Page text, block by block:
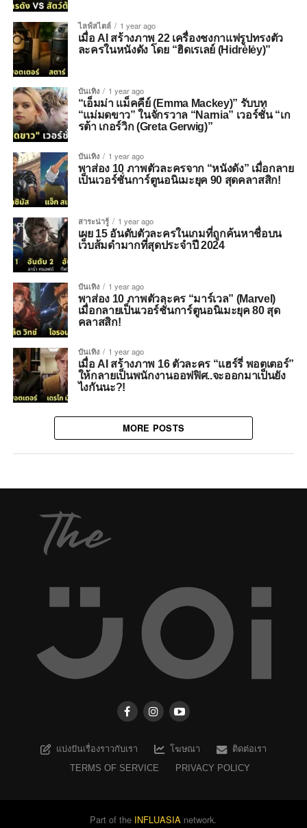
ไลฟ์สไตล์ 1 year ago
เมื่อ AI สร้างภาพ 22 เครื่องชงกาแฟรูปทรงตัว
ละครในหนังดัง โดย “ฮิดเรเลย์ (Hidrėlėy)”
บันเทิง 1 year ago
“เอ็มม่า แม็คคีย์ (Emma Mackey)” รับบท
“แม่มดขาว” ในจักรวาล “Narnia” เวอร์ชั่น “เก
รต้า เกอร์วิก (Greta Gerwig)”
บันเทิง 1 year ago
พาส่อง 10 ภาพตัวละครจาก “หนังดัง” เมื่อกลาย
เป็นเวอร์ชั่นการ์ตูนอนิเมะยุค 90 สุดคลาสสิก!
สาระน่ารู้ 1 year ago
เผย 15 อันดับตัวละครในเกมที่ถูกค้นหาชื่อบน
เว็บส้มดำมากที่สุดประจำปี 2024
บันเทิง 1 year ago
พาส่อง 10 ภาพตัวละคร “มาร์เวล” (Marvel)
เมื่อกลายเป็นเวอร์ชั่นการ์ตูนอนิเมะยุค 80 สุด
คลาสสิก!
บันเทิง 1 year ago
เมื่อ AI สร้างภาพ 16 ตัวละคร “แฮร์รี่ พอตเตอร์”
ให้กลายเป็นพนักงานออฟฟิศ..จะออกมาเป็นยัง
ไงกันนะ?!
MORE POSTS
แบ่งปันเรื่องราวกับเรา โฆษณา
ติดต่อเรา
TERMS OF SERVICE
PRIVACY POLICY
Part of the INFLUASIA network.